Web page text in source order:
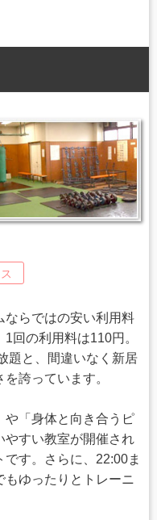
ならではの安い利用料
回の利用料は110円。
題と、間違いなく新居
誇っています。
や「身体と向き合うピ
やすい教室が開催され
す。さらに、22:00ま
ゆったりとトレーニ